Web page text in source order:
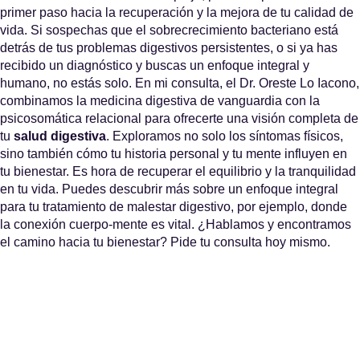
primer paso hacia la recuperación y la mejora de tu calidad de
vida. Si sospechas que el sobrecrecimiento bacteriano está
detrás de tus problemas digestivos persistentes, o si ya has
recibido un diagnóstico y buscas un enfoque integral y
humano, no estás solo. En mi consulta, el Dr. Oreste Lo Iacono,
combinamos la medicina digestiva de vanguardia con la
psicosomática relacional para ofrecerte una visión completa de
tu salud digestiva. Exploramos no solo los síntomas físicos,
sino también cómo tu historia personal y tu mente influyen en
tu bienestar. Es hora de recuperar el equilibrio y la tranquilidad
en tu vida. Puedes descubrir más sobre un enfoque integral
para tu tratamiento de malestar digestivo, por ejemplo, donde
la conexión cuerpo-mente es vital. ¿Hablamos y encontramos
el camino hacia tu bienestar? Pide tu consulta hoy mismo.